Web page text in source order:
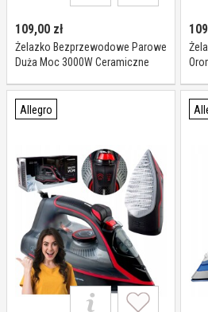
109,00 zł
Żelazko Bezprzewodowe Parowe
Duża Moc 3000W Ceramiczne
Allegro